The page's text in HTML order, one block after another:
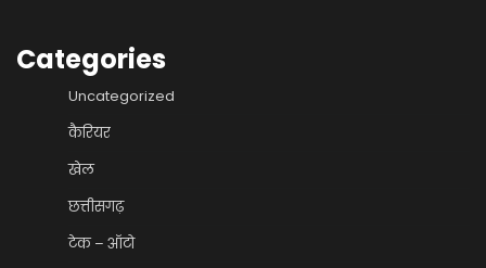
Categories
Uncategorized
कैरियर
खेल
छत्तीसगढ़
टेक – ऑटो